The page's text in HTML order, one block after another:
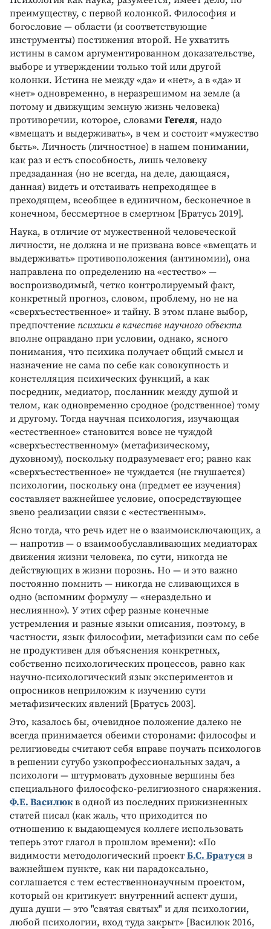
преимуществу, с первой колонкой. Философия и
богословие — области (и соответствующие
инструменты) постижения второй. Не ухватить
истины в самом аргументированном доказательстве,
выборе и утверждении только той или другой
колонки. Истина не между «да» и «нет», а в «да» и
«нет» одновременно, в неразрешимом на земле (а
потому и движущим земную жизнь человека)
противоречии, которое, словами Гегеля, надо
«вмещать и выдерживать», в чем и состоит «мужество
быть». Личность (личностное) в нашем понимании,
как раз и есть способность, лишь человеку
предзаданная (но не всегда, на деле, дающаяся,
данная) видеть и отстаивать непреходящее в
преходящем, всеобщее в единичном, бесконечное в
конечном, бессмертное в смертном [Братусь 2019].
Наука, в отличие от мужественной человеческой
личности, не должна и не призвана вовсе «вмещать и
выдерживать» противоположения (антиномии), она
направлена по определению на «естество» —
воспроизводимый, четко контролируемый факт,
конкретный прогноз, словом, проблему, но не на
«сверхъестественное» и тайну. В этом плане выбор,
предпочтение психики в качестве научного объекта
вполне оправдано при условии, однако, ясного
понимания, что психика получает общий смысл и
назначение не сама по себе как совокупность и
констелляция психических функций, а как
посредник, медиатор, посланник между душой и
телом, как одновременно сродное (родственное) тому
и другому. Тогда научная психология, изучающая
«естественное» становится вовсе не чуждой
«сверхъестественному» (метафизическому,
духовному), поскольку подразумевает его; равно как
«сверхъестественное» не чуждается (не гнушается)
психологии, поскольку она (предмет ее изучения)
составляет важнейшее условие, опосредствующее
звено реализации связи с «естественным».
Ясно тогда, что речь идет не о взаимоисключающих, а
— напротив — о взаимообуславливающих медиаторах
движения жизни человека, по сути, никогда не
действующих в жизни порознь. Но — и это важно
постоянно помнить — никогда не сливающихся в
одно (вспомним формулу — «нераздельно и
неслиянно»). У этих сфер разные конечные
устремления и разные языки описания, поэтому, в
частности, язык философии, метафизики сам по себе
не продуктивен для объяснения конкретных,
собственно психологических процессов, равно как
научно-психологический язык экспериментов и
опросников неприложим к изучению сути
метафизических явлений [Братусь 2003].
Это, казалось бы, очевидное положение далеко не
всегда принимается обеими сторонами: философы и
религиоведы считают себя вправе поучать психологов
в решении сугубо узкопрофессиональных задач, а
психологи — штурмовать духовные вершины без
специального философско-религиозного снаряжения.
Ф.Е. Василюкв одной из последних прижизненных
статей писал (как жаль, что приходится по
отношению к выдающемуся коллеге использовать
теперь этот глагол в прошлом времени): «По
видимости методологический проект Б.С. Братуся в
важнейшем пункте, как ни парадоксально,
соглашается с тем естественнонаучным проектом,
который он критикует: внутренний аспект души,
душа души — это "святая святых" и для психологии,
любой психологии, вход туда закрыт» [Василюк 2016,